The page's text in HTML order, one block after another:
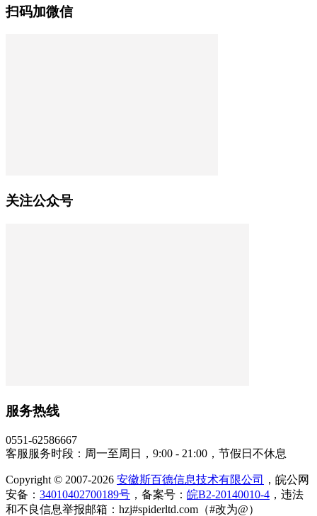
扫码加微信
关注公众号
服务热线
0551-62586667
客服服务时段：周一至周日，9:00 - 21:00，节假日不休息
Copyright © 2007-2026 安徽斯百德信息技术有限公司
，皖公网
安备： 34010402700189号 ，备案号： 皖B2-20140010-4 ，违法
和不良信息举报邮箱：hzj#spiderltd.com（#改为@）